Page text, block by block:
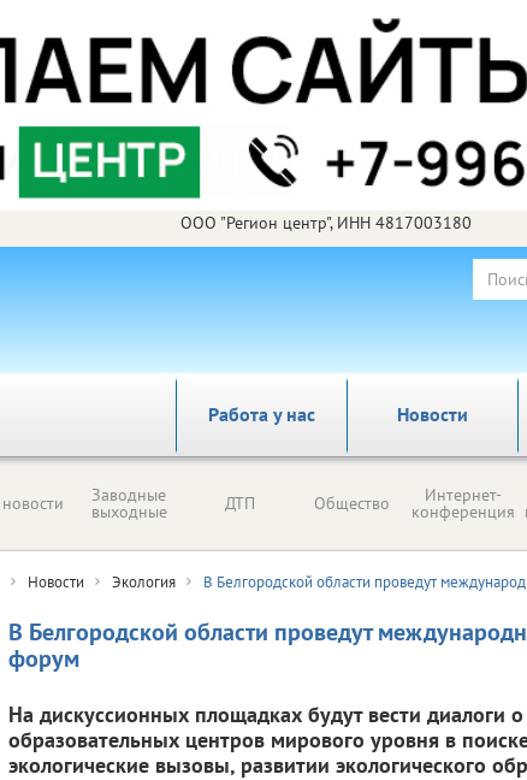
ООО "Регион центр", ИНН 4817003180
Работа у нас Новости
Заводные
выходные ДТП Общество Интернет-
конференция
Новости Экология В Белгородской области проведут
В Белгородской области проведут
форум
На дискуссионных площадках будут вести диалоги
образовательных центров мирового уровня в
экологические вызовы, развитии экологического